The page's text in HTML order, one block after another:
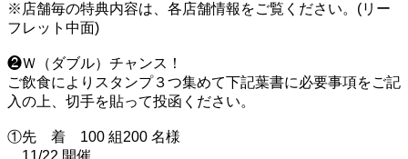
※店舗毎の特典内容は、各店舗情報をご覧ください。(リー
フレット中面)
❷Ｗ（ダブル）チャンス！
ご飲食によりスタンプ３つ集めて下記葉書に必要事項をご記
入の上、切手を貼って投函ください。
①先 着 100 組200 名様